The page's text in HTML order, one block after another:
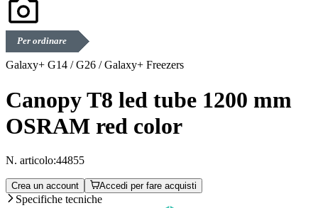
Per ordinare
Galaxy+ G14 / G26 / Galaxy+ Freezers
Canopy T8 led tube 1200 mm
OSRAM red color
N. articolo:44855
Crea un account Accedi per fare acquisti
Specifiche tecniche